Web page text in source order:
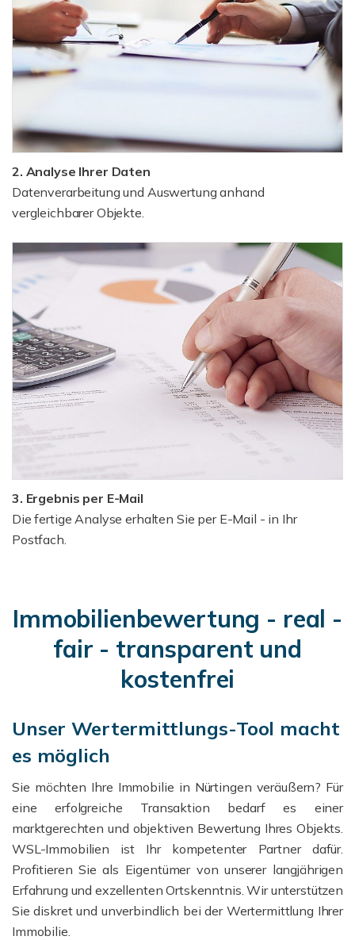
2. Analyse Ihrer Daten
Datenverarbeitung und Auswertung anhand
vergleichbarer Objekte.
3. Ergebnis per E-Mail
Die fertige Analyse erhalten Sie per E-Mail - in Ihr
Postfach.
Immobilienbewertung - real -
fair - transparent und
kostenfrei
Unser Wertermittlungs-Tool macht
es möglich
Sie möchten Ihre Immobilie in Nürtingen veräußern? Für
eine erfolgreiche Transaktion bedarf es einer
marktgerechten und objektiven Bewertung Ihres Objekts.
WSL-Immobilien ist Ihr kompetenter Partner dafür.
Profitieren Sie als Eigentümer von unserer langjährigen
Erfahrung und exzellenten Ortskenntnis. Wir unterstützen
Sie diskret und unverbindlich bei der Wertermittlung Ihrer
Immobilie.